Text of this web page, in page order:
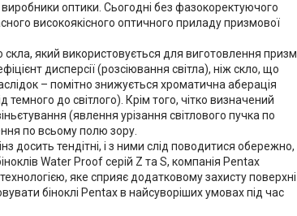
оптики. Сьогодні без фазокоректуючого
високоякісного оптичного приладу призмової
який використовується для виготовлення призм
дисперсії (розсіювання світла), ніж скло, що
– помітно знижується хроматична аберація
до світлого). Крім того, чітко визначений
(явлення урізання світлового пучка по
по всьому полю зору.
досить тендітні, і з ними слід поводитися обережно,
Water Proof серій Z та S, компанія Pentax
яке сприяє додатковому захисту поверхні
біноклі Pentax в найсуворіших умовах під час